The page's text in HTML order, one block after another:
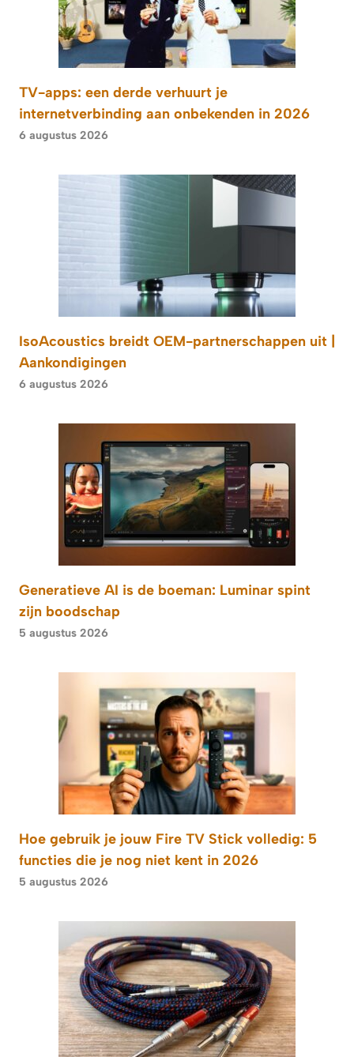
TV-apps: een derde verhuurt je
internetverbinding aan onbekenden in 2026
6 augustus 2026
IsoAcoustics breidt OEM-partnerschappen uit |
Aankondigingen
6 augustus 2026
Generatieve AI is de boeman: Luminar spint
zijn boodschap
5 augustus 2026
Hoe gebruik je jouw Fire TV Stick volledig: 5
functies die je nog niet kent in 2026
5 augustus 2026